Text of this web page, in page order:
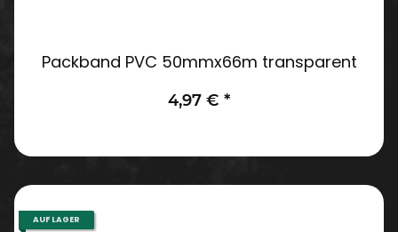
Packband PVC 50mmx66m transparent
4,97 € *
AUF LAGER